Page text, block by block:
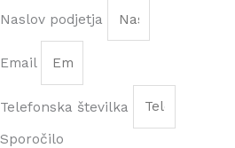
Naslov podjetja
Email
Telefonska številka
Sporočilo